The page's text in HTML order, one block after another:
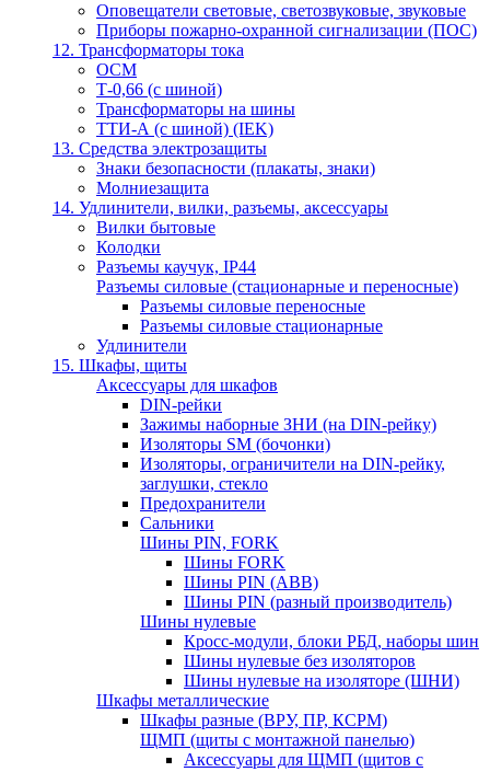
Оповещатели световые, светозвуковые, звуковые
Приборы пожарно-охранной сигнализации (ПОС)
12. Трансформаторы тока
ОСМ
Т-0,66 (с шиной)
Трансформаторы на шины
ТТИ-А (с шиной) (IEK)
13. Средства электрозащиты
Знаки безопасности (плакаты, знаки)
Молниезащита
14. Удлинители, вилки, разъемы, аксессуары
Вилки бытовые
Колодки
Разъемы каучук, IP44
Разъемы силовые (стационарные и переносные)
Разъемы силовые переносные
Разъемы силовые стационарные
Удлинители
15. Шкафы, щиты
Аксессуары для шкафов
DIN-рейки
Зажимы наборные ЗНИ (на DIN-рейку)
Изоляторы SM (бочонки)
Изоляторы, ограничители на DIN-рейку,
заглушки, стекло
Предохранители
Сальники
Шины PIN, FORK
Шины FORK
Шины PIN (АВВ)
Шины PIN (разный производитель)
Шины нулевые
Кросс-модули, блоки РБД, наборы шин
Шины нулевые без изоляторов
Шины нулевые на изоляторе (ШНИ)
Шкафы металлические
Шкафы разные (ВРУ, ПР, КСРМ)
ЩМП (щиты с монтажной панелью)
Аксессуары для ЩМП (щитов с